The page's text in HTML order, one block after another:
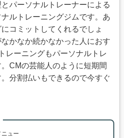
パーソナルトレーナーによる
ルトレーニングジムです。あ
コミットしてくれるでしょ
かなか続かなかった人におす
レーニングもパーソナルトレ
CMの芸能人のように短期間
分割払いもできるので今すぐ
ュー